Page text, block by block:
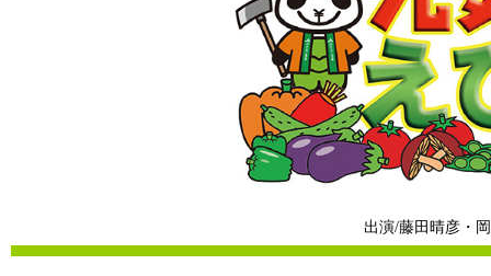
出演/藤田晴彦・